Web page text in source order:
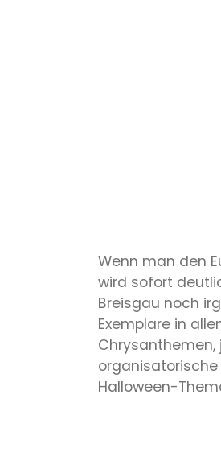
Wenn man den
wird sofort
Breisgau noch
Exemplare in
Chrysanthemen,
Halloween-